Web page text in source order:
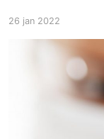
26 jan 2022